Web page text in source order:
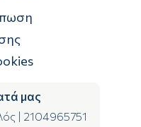
μας
2104965751